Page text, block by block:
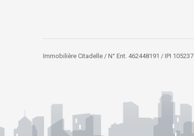
Immobilière Citadelle / N° Ent. 462448191 / IPI 105237